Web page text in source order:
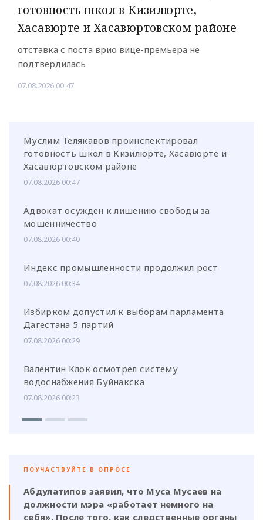
готовность школ в Кизилюрте,
Хасавюрте и Хасавюртовском районе
отставка с поста врио вице-премьера не
подтвердилась
07.08.2026 00:47
Муслим Телякавов проинспектировал
готовность школ в Кизилюрте, Хасавюрте и
Хасавюртовском районе
07.08.2026 00:47
Адвокат осужден к лишению свободы за
мошенничество
07.08.2026 00:40
Индекс промышленности продолжил рост
07.08.2026 00:34
Избирком допустил к выборам парламента
Дагестана 5 партий
07.08.2026 00:29
Валентин Клок осмотрел систему
водоснабжения Буйнакска
07.08.2026 00:23
ПОУЧАСТВУЙТЕ В ОПРОСЕ
Абдулатипов заявил, что Муса Мусаев на
должности мэра «работает немного на
себя». После того, как следственные органы